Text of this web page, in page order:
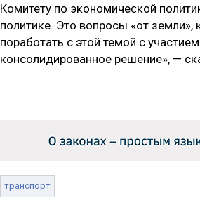
Комитету по экономической
политике. Это вопросы «от
поработать с этой темой с
консолидированное решение», —
транспорт